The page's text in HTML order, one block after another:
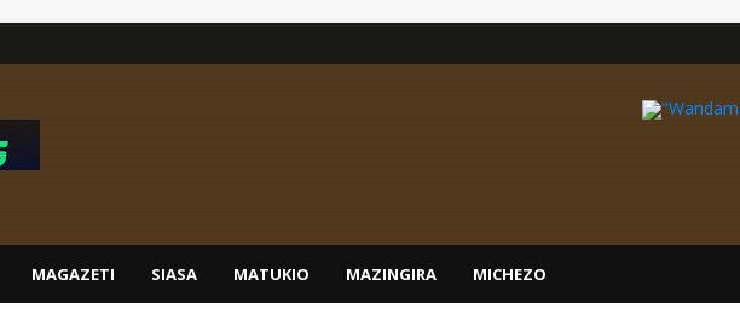
MAGAZETI SIASA MATUKIO MAZINGIRA MICHEZO